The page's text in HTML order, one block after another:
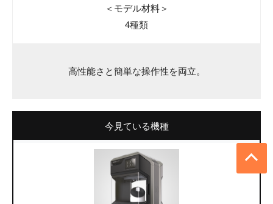
＜モデル材料＞
4種類
高性能さと簡単な操作性を両立。